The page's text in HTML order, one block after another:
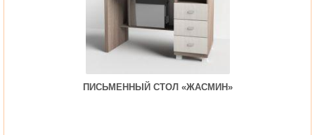
ПИСЬМЕННЫЙ СТОЛ «ЖАСМИН»